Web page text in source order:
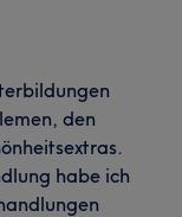
den
habe ich